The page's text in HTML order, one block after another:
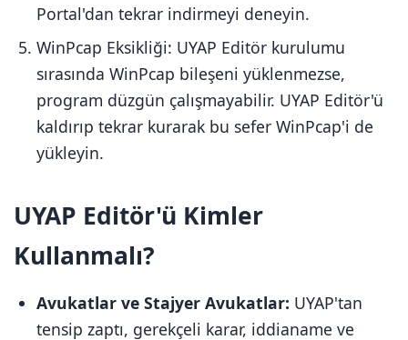
Portal'dan tekrar indirmeyi deneyin.
WinPcap Eksikliği: UYAP Editör kurulumu
sırasında WinPcap bileşeni yüklenmezse,
program düzgün çalışmayabilir. UYAP Editör'ü
kaldırıp tekrar kurarak bu sefer WinPcap'i de
yükleyin.
UYAP Editör'ü Kimler
Kullanmalı?
Avukatlar ve Stajyer Avukatlar: UYAP'tan
tensip zaptı, gerekçeli karar, iddianame ve